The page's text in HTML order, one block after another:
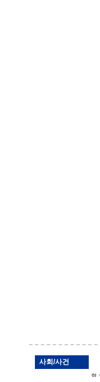
사회/사건